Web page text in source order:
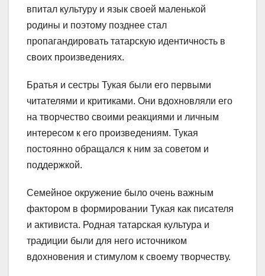
впитал культуру и язык своей маленькой
родины и поэтому позднее стал
пропагандировать татарскую идентичность в
своих произведениях.
Братья и сестры Тукая были его первыми
читателями и критиками. Они вдохновляли его
на творчество своими реакциями и личным
интересом к его произведениям. Тукая
постоянно обращался к ним за советом и
поддержкой.
Семейное окружение было очень важным
фактором в формировании Тукая как писателя
и активиста. Родная татарская культура и
традиции были для него источником
вдохновения и стимулом к своему творчеству.